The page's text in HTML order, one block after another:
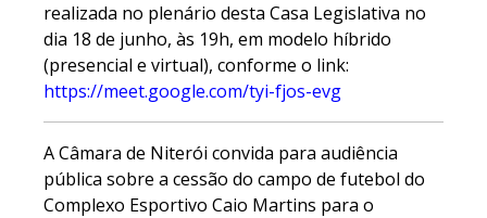
realizada no plenário desta Casa Legislativa no
dia 18 de junho, às 19h, em modelo híbrido
(presencial e virtual), conforme o link:
https://meet.google.com/tyi-fjos-evg
A Câmara de Niterói convida para audiência
pública sobre a cessão do campo de futebol do
Complexo Esportivo Caio Martins para o